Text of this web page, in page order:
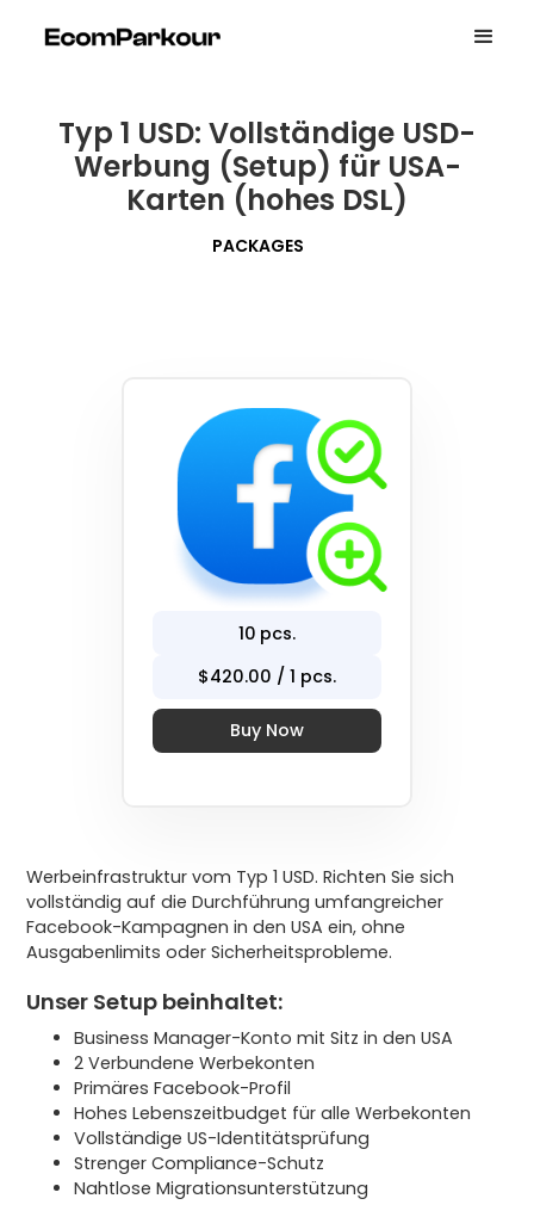
Typ 1 USD: Vollständige USD-
Werbung (Setup) für USA-
Karten (hohes DSL)
PACKAGES
10 pcs.
$420.00 / 1 pcs.
Buy Now
Werbeinfrastruktur vom Typ 1 USD. Richten Sie sich
vollständig auf die Durchführung umfangreicher
Facebook-Kampagnen in den USA ein, ohne
Ausgabenlimits oder Sicherheitsprobleme.
Unser Setup beinhaltet:
Business Manager-Konto mit Sitz in den USA
2 Verbundene Werbekonten
Primäres Facebook-Profil
Hohes Lebenszeitbudget für alle Werbekonten
Vollständige US-Identitätsprüfung
Strenger Compliance-Schutz
Nahtlose Migrationsunterstützung